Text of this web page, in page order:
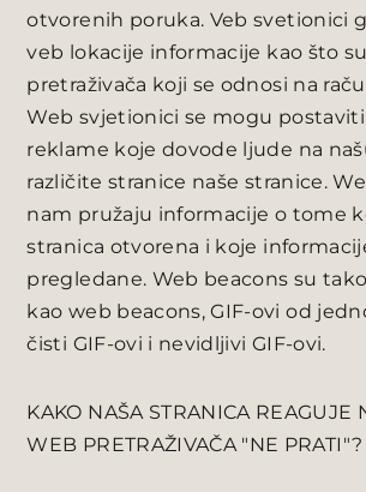
otvorenih poruka. Veb svetionici
veb lokacije informacije kao što
pretraživača koji se odnosi na
Web svjetionici se mogu
reklame koje dovode ljude na
različite stranice naše stranice.
nam pružaju informacije o tome
stranica otvorena i koje
pregledane. Web beacons su
kao web beacons, GIF-ovi od
čisti GIF-ovi i nevidljivi GIF-ovi.
KAKO NAŠA STRANICA REAGUJE
WEB PRETRAŽIVAČA "NE PRATI"?